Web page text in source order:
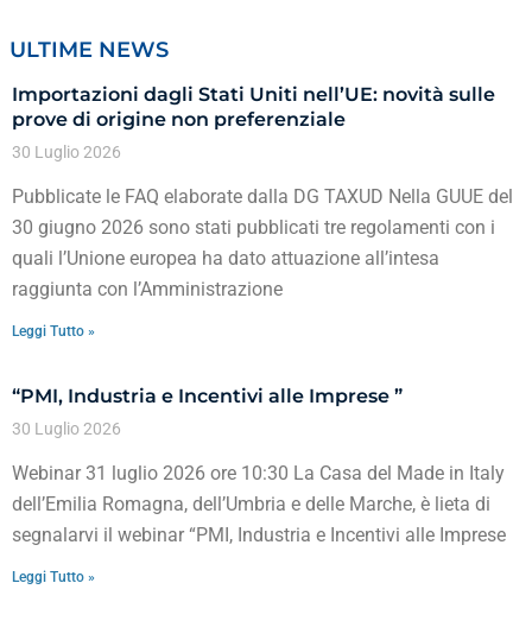
ULTIME NEWS
Importazioni dagli Stati Uniti nell’UE: novità sulle
prove di origine non preferenziale
30 Luglio 2026
Pubblicate le FAQ elaborate dalla DG TAXUD Nella GUUE del
30 giugno 2026 sono stati pubblicati tre regolamenti con i
quali l’Unione europea ha dato attuazione all’intesa
raggiunta con l’Amministrazione
Leggi Tutto »
“PMI, Industria e Incentivi alle Imprese ”
30 Luglio 2026
Webinar 31 luglio 2026 ore 10:30 La Casa del Made in Italy
dell’Emilia Romagna, dell’Umbria e delle Marche, è lieta di
segnalarvi il webinar “PMI, Industria e Incentivi alle Imprese
Leggi Tutto »